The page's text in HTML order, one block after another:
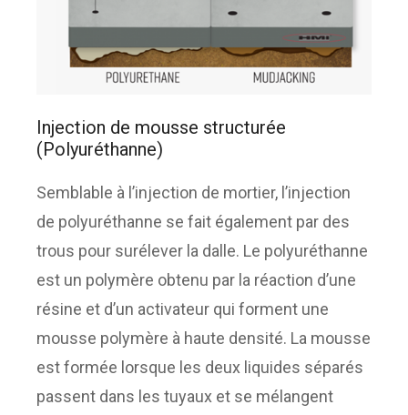
Injection de mousse structurée
(Polyuréthanne)
Semblable à l’injection de mortier, l’injection
de polyuréthanne se fait également par des
trous pour surélever la dalle. Le polyuréthanne
est un polymère obtenu par la réaction d’une
résine et d’un activateur qui forment une
mousse polymère à haute densité. La mousse
est formée lorsque les deux liquides séparés
passent dans les tuyaux et se mélangent